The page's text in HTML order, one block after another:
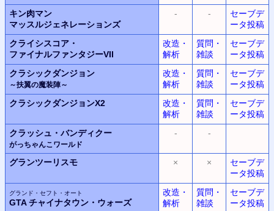
キン肉マン
マッスルジェネレーションズ
- -
セーブデ
ータ投稿
クライシスコア・
ファイナルファンタジーVII
改造・
解析
質問・
雑談
セーブデ
ータ投稿
クラシックダンジョン
～扶翼の魔装陣～
改造・
解析
質問・
雑談
セーブデ
ータ投稿
クラシックダンジョンX2
改造・
解析
質問・
雑談
セーブデ
ータ投稿
クラッシュ・バンディクー
がっちゃんこワールド
- -
グランツーリスモ × ×
セーブデ
ータ投稿
グランド・セフト・オート
GTA チャイナタウン・ウォーズ
改造・
解析
質問・
雑談
セーブデ
ータ投稿